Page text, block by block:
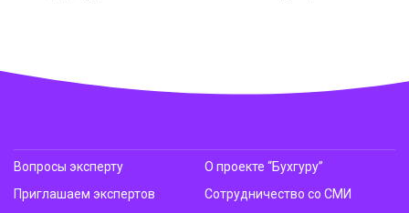
Вопросы эксперту
Приглашаем экспертов
О проекте “Бухгуру”
Сотрудничество со СМИ